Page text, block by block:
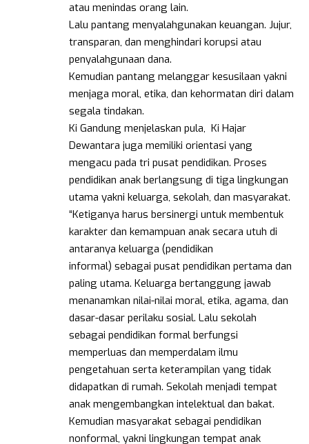
atau menindas orang lain.
Lalu pantang menyalahgunakan keuangan. Jujur,
transparan, dan menghindari korupsi atau
penyalahgunaan dana.
Kemudian pantang melanggar kesusilaan yakni
menjaga moral, etika, dan kehormatan diri dalam
segala tindakan.
Ki Gandung menjelaskan pula, Ki Hajar
Dewantara juga memiliki orientasi yang
mengacu pada tri pusat pendidikan. Proses
pendidikan anak berlangsung di tiga lingkungan
utama yakni keluarga, sekolah, dan masyarakat.
“Ketiganya harus bersinergi untuk membentuk
karakter dan kemampuan anak secara utuh di
antaranya keluarga (pendidikan
informal) sebagai pusat pendidikan pertama dan
paling utama. Keluarga bertanggung jawab
menanamkan nilai-nilai moral, etika, agama, dan
dasar-dasar perilaku sosial. Lalu sekolah
sebagai pendidikan formal berfungsi
memperluas dan memperdalam ilmu
pengetahuan serta keterampilan yang tidak
didapatkan di rumah. Sekolah menjadi tempat
anak mengembangkan intelektual dan bakat.
Kemudian masyarakat sebagai pendidikan
nonformal, yakni lingkungan tempat anak